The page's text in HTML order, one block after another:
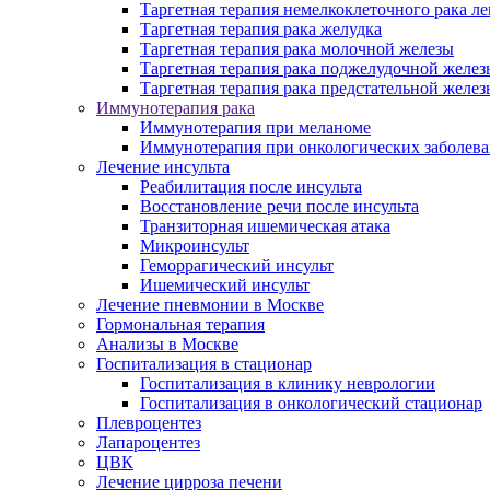
Таргетная терапия немелкоклеточного рака
Таргетная терапия рака желудка
Таргетная терапия рака молочной железы
Таргетная терапия рака поджелудочной
Таргетная терапия рака предстательной
Иммунотерапия рака
Иммунотерапия при меланоме
Иммунотерапия при онкологических
Лечение инсульта
Реабилитация после инсульта
Восстановление речи после инсульта
Транзиторная ишемическая атака
Микроинсульт
Геморрагический инсульт
Ишемический инсульт
Лечение пневмонии в Москве
Гормональная терапия
Анализы в Москве
Госпитализация в стационар
Госпитализация в клинику неврологии
Госпитализация в онкологический стационар
Плевроцентез
Лапароцентез
ЦВК
Лечение цирроза печени